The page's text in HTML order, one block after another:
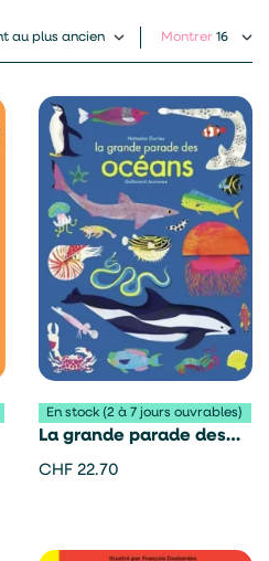
Montrer
En stock (2 à 7 jours ouvrables)
La grande parade des
océans – Natasha
CHF 22.70